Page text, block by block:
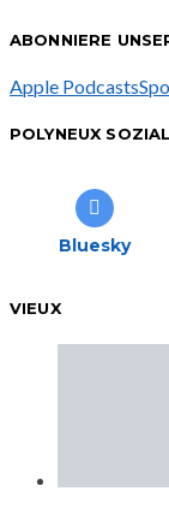
ABONNIERE
Apple Podcasts
POLYNEUX SOZIAL
Bluesky
VIEUX